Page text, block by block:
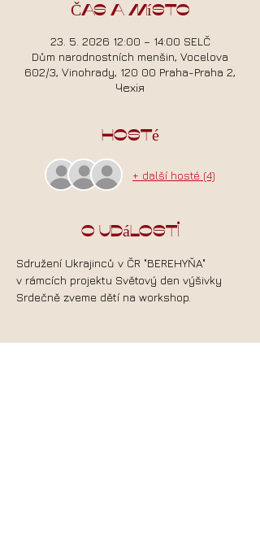
Čas a místo
23. 5. 2026 12:00 – 14:00 SELČ
Dům narodnostních menšin, Vocelova
602/3, Vinohrady, 120 00 Praha-Praha 2,
Чехія
Hosté
+ další hosté (4)
O události
Sdružení Ukrajinců v ČR "BEREHYŇA"
v rámcích projektu Světový den výšivky
Srdečně zveme dětí na workshop.